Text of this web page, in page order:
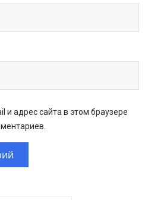
и адрес сайта в этом браузере